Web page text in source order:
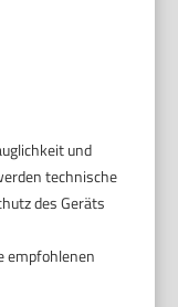
und
technische
des Geräts
empfohlenen